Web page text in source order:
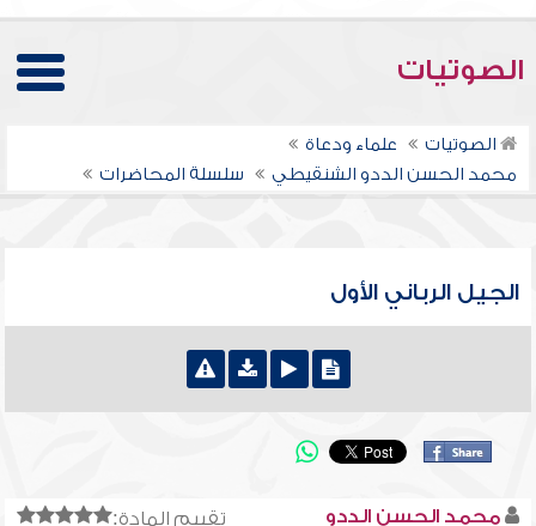
الصوتيات
الصوتيات
علماء ودعاة
محمد الحسن الددو الشنقيطي
سلسلة المحاضرات
الجيل الرباني الأول
تقييم المادة:
محمد الحسن الددو